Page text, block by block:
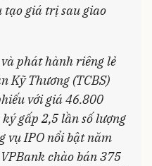
tạo giá trị sau giao
phát hành riêng lẻ
Kỹ Thương (TCBS)
với giá 46.800
gấp 2,5 lần số lượng
vụ IPO nổi bật năm
chào bán 375